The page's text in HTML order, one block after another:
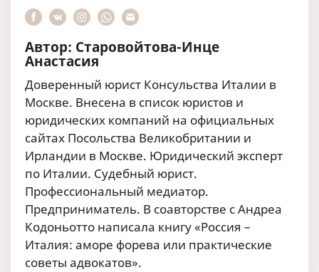
Автор: Старовойтова-Инце
Анастасия
Доверенный юрист Консульства Италии в
Москве. Внесена в список юристов и
юридических компаний на официальных
сайтах Посольства Великобритании и
Ирландии в Москве. Юридический эксперт
по Италии. Судебный юрист.
Профессиональный медиатор.
Предприниматель. В соавторстве с Андреа
Кодоньотто написала книгу «Россия –
Италия: аморе форева или практические
советы адвокатов».